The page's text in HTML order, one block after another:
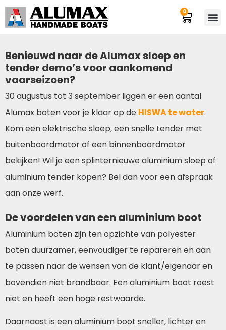
0
Benieuwd naar de Alumax sloep en
tender demo’s voor aankomend
vaarseizoen?
30 augustus tot 3 september liggen er een aantal
Alumax boten voor je klaar op de HISWA te water.
Kom een elektrische sloep, een snelle tender met
buitenboordmotor of een binnenboordmotor
bekijken! Wil je een splinternieuwe aluminium sloep of
aluminium tender kopen? Bel dan voor een afspraak
aan onze werf.
De voordelen van een aluminium boot
Aluminium boten zijn ten opzichte van polyester
boten duurzamer, eenvoudiger te repareren en aan
te passen naar de wensen van de klant/eigenaar en
bovendien niet brandbaar. Een aluminium boot roest
niet en heeft een hoge restwaarde.
Daarnaast is een aluminium boot sneller, lichter en